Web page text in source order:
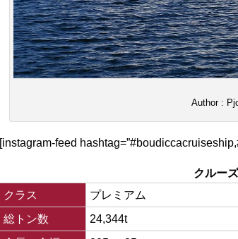
Author :
[instagram-feed
クルー
クラス
プレミアム
総トン数
24,344t